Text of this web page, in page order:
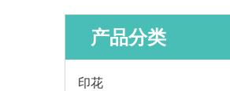
产品分类
印花